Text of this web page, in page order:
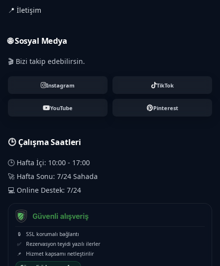
📍 İletişim
🌐 Sosyal Medya
🎬 Bizi takip edebilirsin.
Instagram TikTok
YouTube Pinterest
🕒 Çalışma Saatleri
🕒 Hafta İçi: 10:00 - 17:00
🚀 Hafta Sonu: 7/24 Sahada
💻 Online Destek: 7/24
🔒
SSL korumalı bağlantı
✅
Rezervasyon teyidi yazılı ilerler
📌
Hizmet kapsamı netleştirilir